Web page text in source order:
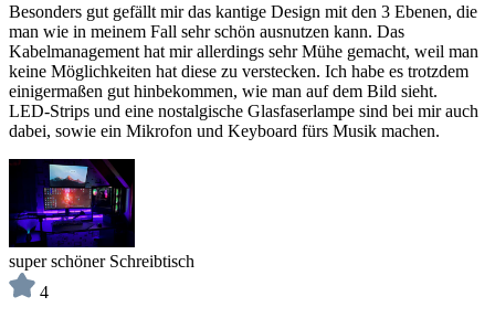
Besonders gut gefällt mir das kantige Design mit den 3 Ebenen, die
man wie in meinem Fall sehr schön ausnutzen kann. Das
Kabelmanagement hat mir allerdings sehr Mühe gemacht, weil man
keine Möglichkeiten hat diese zu verstecken. Ich habe es trotzdem
einigermaßen gut hinbekommen, wie man auf dem Bild sieht.
LED-Strips und eine nostalgische Glasfaserlampe sind bei mir auch
dabei, sowie ein Mikrofon und Keyboard fürs Musik machen.
super schöner Schreibtisch
4